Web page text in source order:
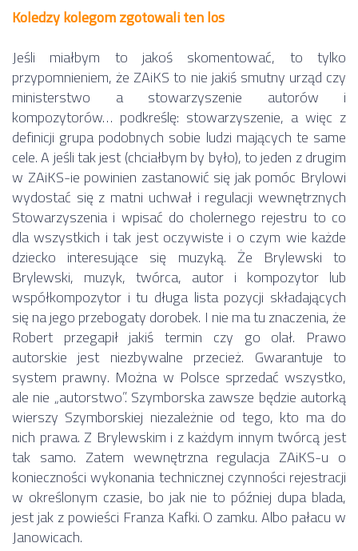
Koledzy kolegom zgotowali ten los
Jeśli miałbym to jakoś skomentować, to tylko
przypomnieniem, że ZAiKS to nie jakiś smutny urząd czy
ministerstwo a stowarzyszenie autorów i
kompozytorów… podkreślę: stowarzyszenie, a więc z
definicji grupa podobnych sobie ludzi mających te same
cele. A jeśli tak jest (chciałbym by było), to jeden z drugim
w ZAiKS-ie powinien zastanowić się jak pomóc Brylowi
wydostać się z matni uchwał i regulacji wewnętrznych
Stowarzyszenia i wpisać do cholernego rejestru to co
dla wszystkich i tak jest oczywiste i o czym wie każde
dziecko interesujące się muzyką. Że Brylewski to
Brylewski, muzyk, twórca, autor i kompozytor lub
współkompozytor i tu długa lista pozycji składających
się na jego przebogaty dorobek. I nie ma tu znaczenia, że
Robert przegapił jakiś termin czy go olał. Prawo
autorskie jest niezbywalne przecież. Gwarantuje to
system prawny. Można w Polsce sprzedać wszystko,
ale nie „autorstwo”. Szymborska zawsze będzie autorką
wierszy Szymborskiej niezależnie od tego, kto ma do
nich prawa. Z Brylewskim i z każdym innym twórcą jest
tak samo. Zatem wewnętrzna regulacja ZAiKS-u o
konieczności wykonania technicznej czynności rejestracji
w określonym czasie, bo jak nie to później dupa blada,
jest jak z powieści Franza Kafki. O zamku. Albo pałacu w
Janowicach.